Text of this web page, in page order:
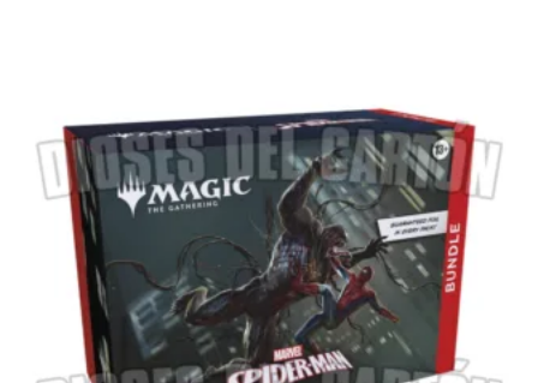
variantes.
Las
opciones
pueden